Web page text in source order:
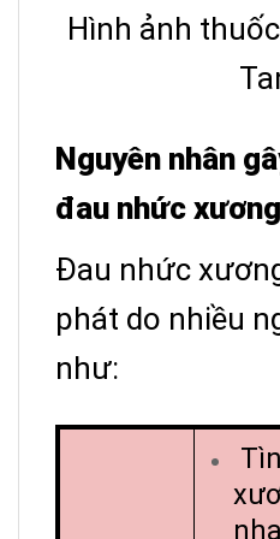
Hình ảnh
Nguyên nhân
đau nhức
Đau nhức
phát do nhiều
như: